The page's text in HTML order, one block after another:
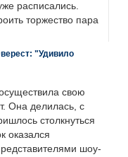
расписались.
торжество пара
"Удивило
свою
Она делилась, с
столкнуться
оказался
шоу-